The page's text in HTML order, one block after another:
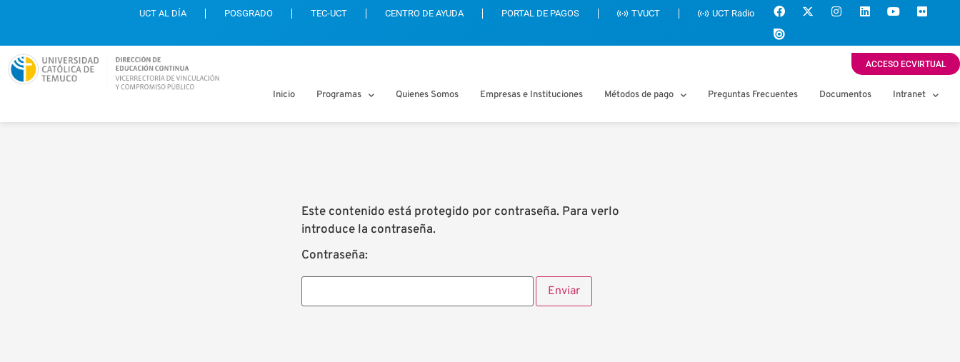
UCT AL DÍA POSGRADO TEC-UCT CENTRO DE AYUDA PORTAL DE PAGOS TVUCT UCT Radio
ACCESO ECVIRTUAL
Inicio Programas Quienes Somos Empresas e Instituciones Métodos de pago Preguntas Frecuentes Documentos Intranet
Este contenido está protegido por contraseña. Para verlo
introduce la contraseña.
Contraseña: